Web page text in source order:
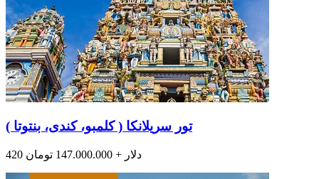
تور سریلانکا ( کلمبو، کندی، بنتوتا )
420 دلار + 147.000.000 تومان